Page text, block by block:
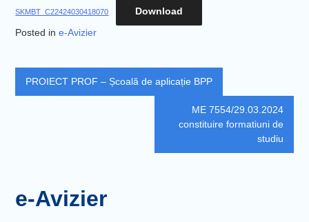
SKMBT_C22424030418070
Download
Posted ine-Avizier
Post
navigation
PROIECT PROF – Școală de aplicație BPP
ME 7554/29.03.2024
constituire formatiuni de
studiu
e-Avizier